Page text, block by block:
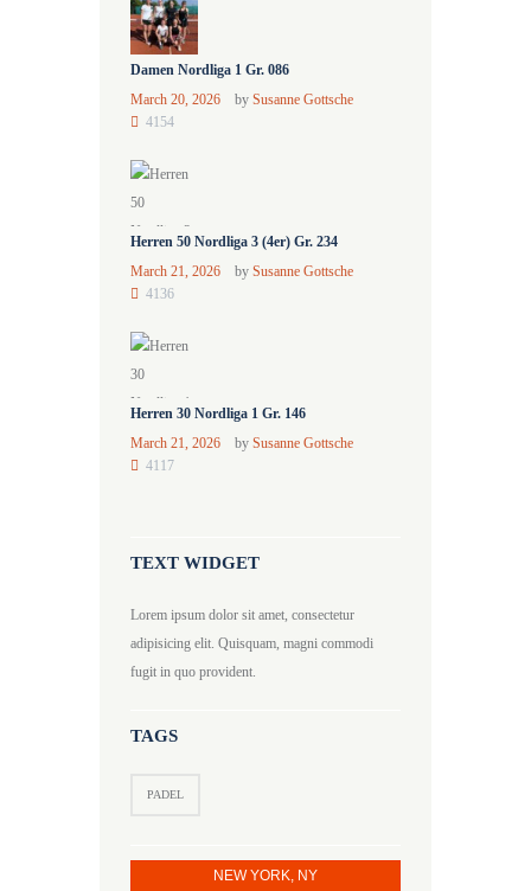
Damen Nordliga 1 Gr. 086
March 20, 2026
bySusanne Gottsche
4154
Herren 50 Nordliga 3 (4er) Gr. 234
March 21, 2026
bySusanne Gottsche
4136
Herren 30 Nordliga 1 Gr. 146
March 21, 2026
bySusanne Gottsche
4117
TEXT WIDGET
Lorem ipsum dolor sit amet, consectetur
adipisicing elit. Quisquam, magni commodi
fugit in quo provident.
TAGS
PADEL
NEW YORK, NY